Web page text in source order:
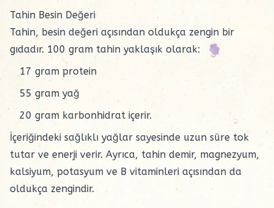
Tahin Besin Değeri
Tahin, besin değeri açısından oldukça zengin bir
gıdadır. 100 gram tahin yaklaşık olarak:
17 gram protein
55 gram yağ
20 gram karbonhidrat içerir.
İçeriğindeki sağlıklı yağlar sayesinde uzun süre tok
tutar ve enerji verir. Ayrıca, tahin demir, magnezyum,
kalsiyum, potasyum ve B vitaminleri açısından da
oldukça zengindir.